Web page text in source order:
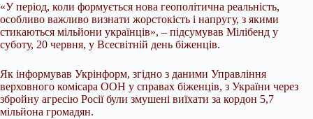
«У період, коли формується нова геополітична реальність,
особливо важливо визнати жорстокість і напругу, з якими
стикаються мільйони українців», – підсумував Мілібенд у
суботу, 20 червня, у Всесвітній день біженців.
Як інформував Укрінформ, згідно з даними Управління
верховного комісара ООН у справах біженців, з України через
збройну агресію Росії були змушені виїхати за кордон 5,7
мільйона громадян.